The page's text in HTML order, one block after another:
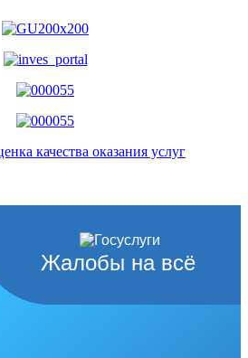
качества оказания услуг
Жалобы на всё